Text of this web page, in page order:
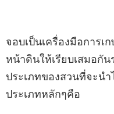
จอบเป็นเครื่องมือการเ
หน้าดินให้เรียบเสมอกั
ประเภทของสวนที่จะน
ประเภทหลักๆคือ